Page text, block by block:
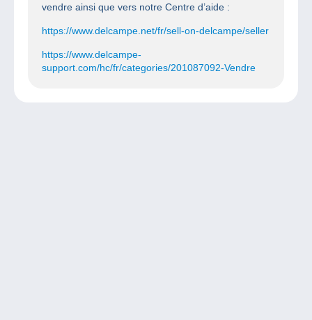
vendre ainsi que vers notre Centre d’aide :
https://www.delcampe.net/fr/sell-on-delcampe/seller
https://www.delcampe-
support.com/hc/fr/categories/201087092-Vendre